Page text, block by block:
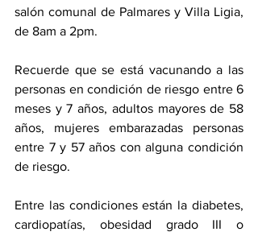
salón comunal de Palmares y Villa Ligia,
de 8am a 2pm.
Recuerde que se está vacunando a las
personas en condición de riesgo entre 6
meses y 7 años, adultos mayores de 58
años, mujeres embarazadas personas
entre 7 y 57 años con alguna condición
de riesgo.
Entre las condiciones están la diabetes,
cardiopatías, obesidad grado III o